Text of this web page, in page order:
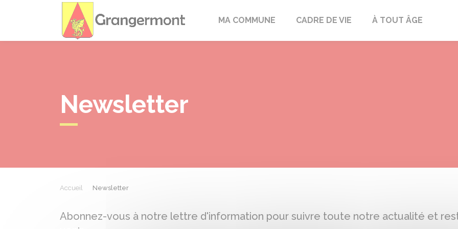
Grangermont
MA COMMUNE CADRE DE VIE À TOUT ÂGE
Newsletter
Accueil Newsletter
Abonnez-vous à notre lettre d'information pour suivre toute notre actualité et